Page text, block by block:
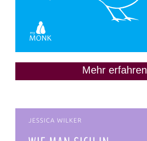
Mehr erfahren